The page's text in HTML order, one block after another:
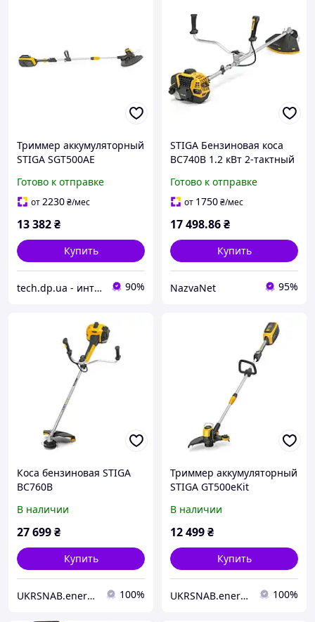
Триммер аккумуляторный
STIGA SGT500AE
Готово к отправке
от2230₴/мес
13 382₴
Купить
tech.dp.ua - интернет магазин 90%
STIGA Бензиновая коса
BC740B 1.2 кВт 2-тактный
системой EEM для легкого
старта
Готово к отправке
от 1750₴/мес
17 498.86₴
Купить
NazvaNet 95%
Коса бензиновая STIGA
BC760B
В наличии
27 699₴
Купить
UKRSNAB.energo 100%
Триммер аккумуляторный
STIGA GT500eKit
В наличии
12 499₴
Купить
UKRSNAB.energo 100%